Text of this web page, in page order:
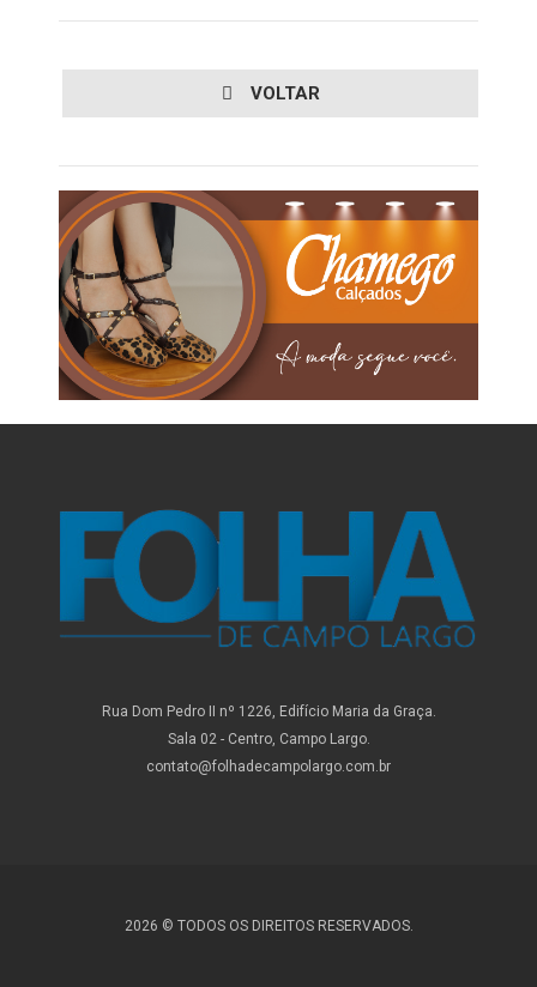
VOLTAR
Rua Dom Pedro II nº 1226, Edifício Maria da Graça.
Sala 02 - Centro, Campo Largo.
contato@folhadecampolargo.com.br
2026 © TODOS OS DIREITOS RESERVADOS.